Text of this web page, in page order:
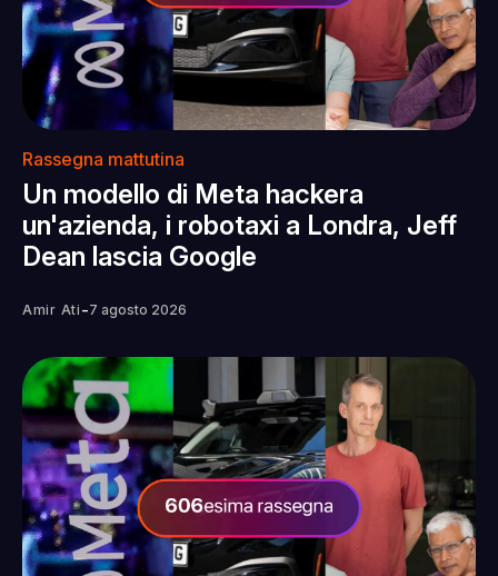
Rassegna mattutina
Un modello di Meta hackera
un'azienda, i robotaxi a Londra, Jeff
Dean lascia Google
Amir Ati -7 agosto 2026